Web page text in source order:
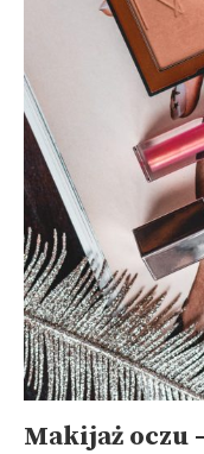
Makijaż oczu